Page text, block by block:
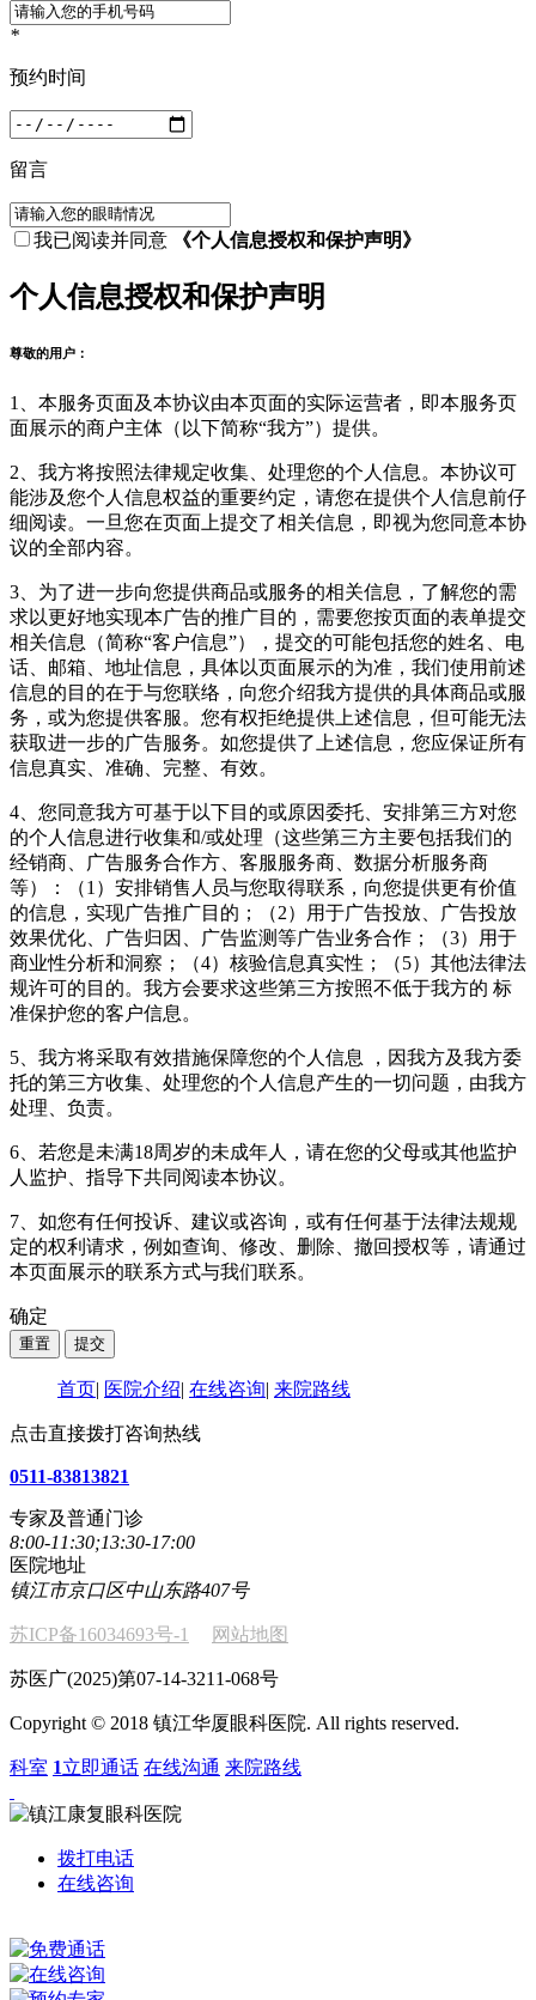
*
预约时间
留言
我已阅读并同意 《个人信息授权和保护声明》
个人信息授权和保护声明
尊敬的用户：
1、本服务页面及本协议由本页面的实际运营者，即本服务页
面展示的商户主体（以下简称“我方”）提供。
2、我方将按照法律规定收集、处理您的个人信息。本协议可
能涉及您个人信息权益的重要约定，请您在提供个人信息前仔
细阅读。一旦您在页面上提交了相关信息，即视为您同意本协
议的全部内容。
3、为了进一步向您提供商品或服务的相关信息，了解您的需
求以更好地实现本广告的推广目的，需要您按页面的表单提交
相关信息（简称“客户信息”），提交的可能包括您的姓名、电
话、邮箱、地址信息，具体以页面展示的为准，我们使用前述
信息的目的在于与您联络，向您介绍我方提供的具体商品或服
务，或为您提供客服。您有权拒绝提供上述信息，但可能无法
获取进一步的广告服务。如您提供了上述信息，您应保证所有
信息真实、准确、完整、有效。
4、您同意我方可基于以下目的或原因委托、安排第三方对您
的个人信息进行收集和/或处理（这些第三方主要包括我们的
经销商、广告服务合作方、客服服务商、数据分析服务商
等）：（1）安排销售人员与您取得联系，向您提供更有价值
的信息，实现广告推广目的；（2）用于广告投放、广告投放
效果优化、广告归因、广告监测等广告业务合作；（3）用于
商业性分析和洞察；（4）核验信息真实性；（5）其他法律法
规许可的目的。我方会要求这些第三方按照不低于我方的 标
准保护您的客户信息。
5、我方将采取有效措施保障您的个人信息 ，因我方及我方委
托的第三方收集、处理您的个人信息产生的一切问题，由我方
处理、负责。
6、若您是未满18周岁的未成年人，请在您的父母或其他监护
人监护、指导下共同阅读本协议。
7、如您有任何投诉、建议或咨询，或有任何基于法律法规规
定的权利请求，例如查询、修改、删除、撤回授权等，请通过
本页面展示的联系方式与我们联系。
确定
首页 医院介绍 在线咨询 来院路线
点击直接拨打咨询热线
0511-83813821
专家及普通门诊
8:00-11:30;13:30-17:00
医院地址
镇江市京口区中山东路407号
苏ICP备16034693号-1 网站地图
苏医广(2025)第07-14-3211-068号
Copyright © 2018 镇江华厦眼科医院. All rights reserved.
科室 1立即通话 在线沟通 来院路线
拨打电话
在线咨询